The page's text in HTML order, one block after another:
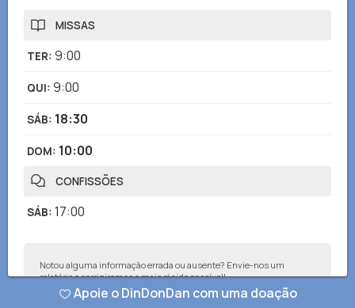
MISSAS
TER: 9:00
QUI: 9:00
SÁB: 18:30
DOM: 10:00
CONFISSÕES
SÁB: 17:00
Notou alguma informação errada ou ausente? Envie-nos um
relatório e corrigiremos o mais rápido possível!
Apoie o DinDonDan com uma doação